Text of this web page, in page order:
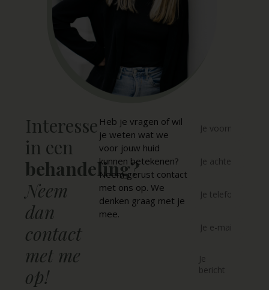
Interesse
in een
behandeling?
Neem
dan
contact
met me
op!
Heb je vragen of wil
je weten wat we
voor jouw huid
kunnen betekenen?
Neem gerust contact
met ons op. We
denken graag met je
mee.